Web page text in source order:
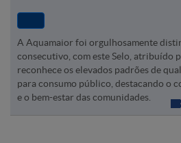
A Aquamaior foi orgulhosamente
consecutivo, com este Selo, atribuído
reconhece os elevados padrões de
para consumo público, destacando o
e o bem-estar das comunidades.